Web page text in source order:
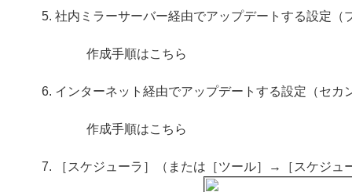
社内ミラーサーバー経由でアップデートする設定
作成手順はこちら
インターネット経由でアップデートする設定（セ
作成手順はこちら
［スケジューラ］（または［ツール］→［スケジ